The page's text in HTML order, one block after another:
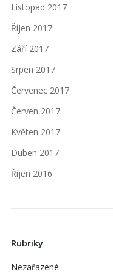
Listopad 2017
Říjen 2017
Září 2017
Srpen 2017
Červenec 2017
Červen 2017
Květen 2017
Duben 2017
Říjen 2016
Rubriky
Nezařazené